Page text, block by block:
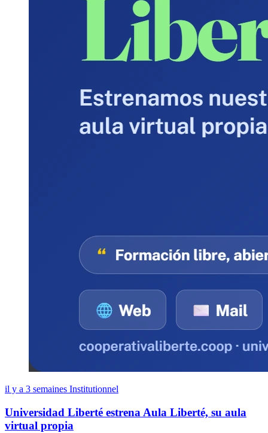
il y a 3 semaines Institutionnel
Universidad Liberté estrena Aula Liberté, su aula
virtual propia